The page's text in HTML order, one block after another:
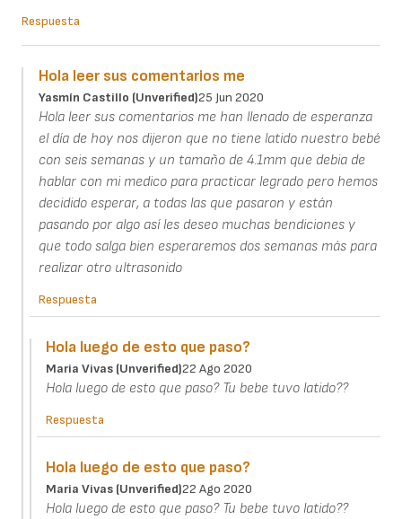
Respuesta
Hola leer sus comentarios me
Yasmín Castillo (unverified)25 Jun 2020
Hola leer sus comentarios me han llenado de esperanza
el día de hoy nos dijeron que no tiene latido nuestro bebé
con seis semanas y un tamaño de 4.1mm que debia de
hablar con mi medico para practicar legrado pero hemos
decidido esperar, a todas las que pasaron y están
pasando por algo así les deseo muchas bendiciones y
que todo salga bien esperaremos dos semanas más para
realizar otro ultrasonido
Respuesta
Hola luego de esto que paso?
Maria Vivas (unverified)22 Ago 2020
Hola luego de esto que paso? Tu bebe tuvo latido??
Respuesta
Hola luego de esto que paso?
Maria Vivas (unverified)22 Ago 2020
Hola luego de esto que paso? Tu bebe tuvo latido??